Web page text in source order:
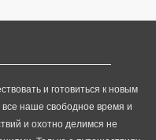
и готовиться к новым
наше свободное время и
и охотно делимся не